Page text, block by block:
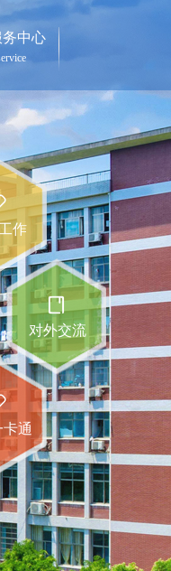
务中心
作
对外交流
通